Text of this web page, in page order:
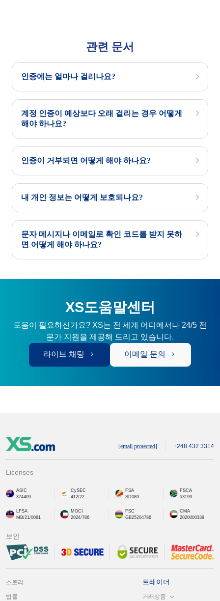
관련 문서
인증에는 얼마나 걸리나요?
계정 인증이 예상보다 오래 걸리는 경우 어떻게
해야 하나요?
인증이 거부되면 어떻게 해야 하나요?
내 개인 정보는 어떻게 보호되나요?
문자 메시지나 이메일로 확인 코드를 받지 못하
면 어떻게 해야 하나요?
XS도움말센터
도움이 필요하신가요? XS는 전 세계 어디에서나 24/5 전
문가 지원을 제공해 드리고 있습니다.
라이브 채팅 이메일 문의
[email protected] +248 432 3314
Licenses
ASIC
374409
CySEC
412/22
FSA
SD089
FSCA
53199
LFSA
MB/21/0081
MOCI
2024/786
FSC
GB25204786
CMA
2020000339
보안
스토리
법률
트레이더
거래상품